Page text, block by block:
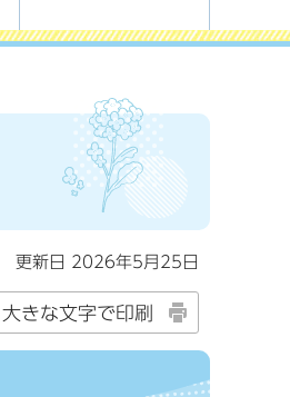
更新日 2026年5月25日
大きな文字で印刷